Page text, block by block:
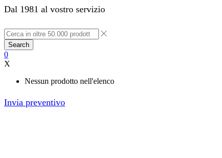
Dal 1981 al vostro servizio
Search
0
X
Nessun prodotto nell'elenco
Invia preventivo